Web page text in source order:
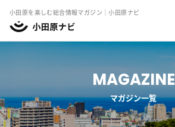
小田原を楽しむ総合情報マガジン｜小田原ナビ
MAGAZINE
マガジン一覧